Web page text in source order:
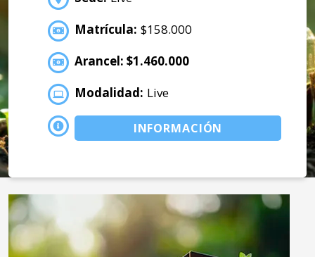
Matrícula: $158.000
Arancel: $1.460.000
Modalidad: Live
INFORMACIÓN